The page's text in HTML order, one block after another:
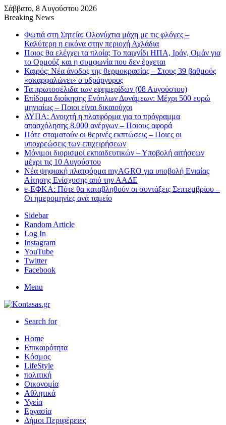
Σάββατο, 8 Αυγούστου 2026
Breaking News
Φωτιά στη Σητεία: Ολονύχτια μάχη με τις φλόγες –
Καλύτερη η εικόνα στην περιοχή Αχλάδια
Ποιος θα ελέγχει τα πλοία; Το παιχνίδι ΗΠΑ, Ιράν, Ομάν για
το Ορμούζ και η συμφωνία που δεν έρχεται
Καιρός: Νέα άνοδος της θερμοκρασίας – Στους 39 βαθμούς
«σκαρφαλώνει» ο υδράργυρος
Τα πρωτοσέλιδα των εφημερίδων (08 Αυγούστου)
Επίδομα διοίκησης Ενόπλων Δυνάμεων: Μέχρι 500 ευρώ
μηνιαίως – Ποιοι είναι δικαιούχοι
ΔΥΠΑ: Ανοιχτή η πλατφόρμα για το πρόγραμμα
απασχόλησης 8.000 ανέργων – Ποιους αφορά
Πότε σταματούν οι θερινές εκπτώσεις – Ποιες οι
υποχρεώσεις των επιχειρήσεων
Μόνιμοι διορισμοί εκπαιδευτικών – Υποβολή αιτήσεων
μέχρι τις 10 Αυγούστου
Νέα ψηφιακή πλατφόρμα myAGRO για υποβολή Ενιαίας
Αίτησης Ενίσχυσης από την ΑΑΔΕ
e-ΕΦΚΑ: Πότε θα καταβληθούν οι συντάξεις Σεπτεμβρίου –
Οι ημερομηνίες ανά ταμείο
Sidebar
Random Article
Log In
Instagram
YouTube
Twitter
Facebook
Menu
Search for
Home
Επικαιρότητα
Κόσμος
LifeStyle
πολιτική
Οικονομία
Αθλητικά
Υγεία
Εργασία
Δήμοι Περιφέρειες